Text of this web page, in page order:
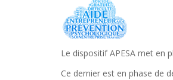
Le dispositif APESA met en
Ce dernier est en phase de